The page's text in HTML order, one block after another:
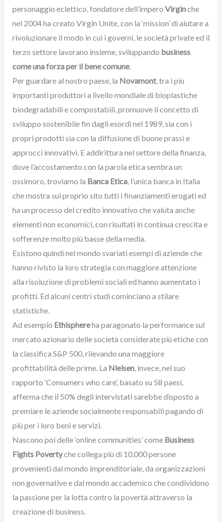
personaggio eclettico, fondatore dell’impero Virginche
nel 2004 ha creato Virgin Unite, con la ‘mission’ di aiutare a
rivoluzionare il modo in cui i governi, le società private ed il
terzo settore lavorano insieme, sviluppando business
come una forza per il bene comune.
Per guardare al nostro paese, la Novamont, tra i più
importanti produttori a livello mondiale di bioplastiche
biodegradabili e compostabili, promuove il concetto di
sviluppo sostenibile fin dagli esordi nel 1989, sia con i
propri prodotti sia con la diffusione di buone prassi e
approcci innovativi. E addirittura nel settore della finanza,
dove l’accostamento con la parola etica sembra un
ossimoro, troviamo la Banca Etica, l’unica banca in Italia
che mostra sul proprio sito tutti i finanziamenti erogati ed
ha un processo del credito innovativo che valuta anche
elementi non economici, con risultati in continua crescita e
sofferenze molto più basse della media.
Esistono quindi nel mondo svariati esempi di aziende che
hanno rivisto la loro strategia con maggiore attenzione
alla risoluzione di problemi sociali ed hanno aumentato i
profitti. Ed alcuni centri studi cominciano a stilare
statistiche.
Ad esempio Ethisphereha paragonato la performance sul
mercato azionario delle società considerate più etiche con
la classifica S&P 500, rilevando una maggiore
profittabilità delle prime. La Nielsen, invece, nel suo
rapporto ‘Consumers who care’, basato su 58 paesi,
afferma che il 50% degli intervistati sarebbe disposto a
premiare le aziende socialmente responsabili pagando di
più per i loro beni e servizi.
Nascono poi delle ‘online communities’ come Business
Fights Povertyche collega più di 10,000 persone
provenienti dal mondo imprenditoriale, da organizzazioni
non governative e dal mondo accademico che condividono
la passione per la lotta contro la povertà attraverso la
creazione di business.